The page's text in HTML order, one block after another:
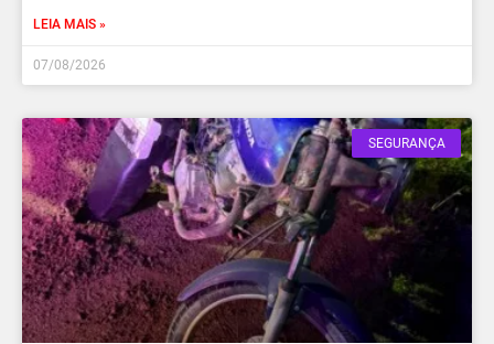
LEIA MAIS »
07/08/2026
SEGURANÇA